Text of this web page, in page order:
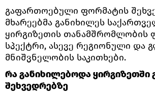
გაფართოებული ფორმატის
მხარეებმა განიხილეს
ყირგიზეთის თანამშრომლობის
სპექტრი, ასევე რეგიონული და
მნიშვნელობის საკითხები.
რა განიხილებოდა
შეხვედრებზე